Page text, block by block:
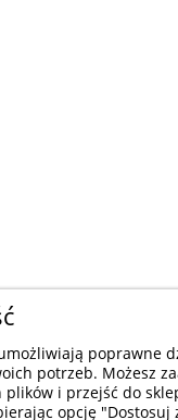
poprawne
potrzeb. Możesz
i przejść do
opcję "Dostosuj